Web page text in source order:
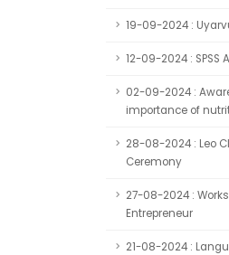
19-09-2024 :
12-09-2024 : SPSS
02-09-2024 :
importance of
28-08-2024 : Leo
Ceremony
27-08-2024 :
Entrepreneur
21-08-2024 :